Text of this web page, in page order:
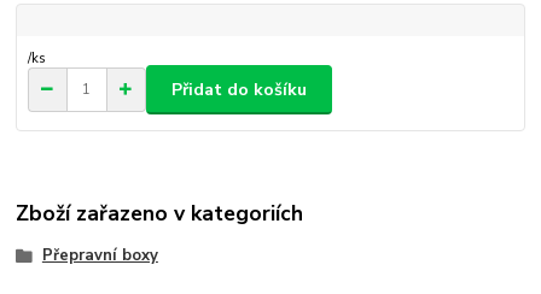
/ks
Přidat do košíku
Zboží zařazeno v kategoriích
Přepravní boxy